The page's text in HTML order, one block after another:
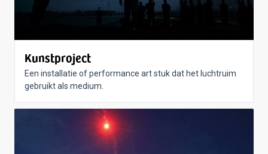
Kunstproject
Een installatie of performance art stuk dat het luchtruim
gebruikt als medium.